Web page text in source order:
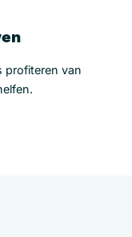
profiteren van